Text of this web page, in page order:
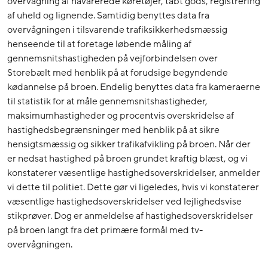
af uheld og lignende. Samtidig benyttes data fra
overvågningen i tilsvarende trafiksikkerhedsmæssig
henseende til at foretage løbende måling af
gennemsnitshastigheden på vejforbindelsen over
Storebælt med henblik på at forudsige begyndende
kødannelse på broen. Endelig benyttes data fra kameraerne
til statistik for at måle gennemsnitshastigheder,
maksimumhastigheder og procentvis overskridelse af
hastighedsbegrænsninger med henblik på at sikre
hensigtsmæssig og sikker trafikafvikling på broen. Når der
er nedsat hastighed på broen grundet kraftig blæst, og vi
konstaterer væsentlige hastighedsoverskridelser, anmelder
vi dette til politiet. Dette gør vi ligeledes, hvis vi konstaterer
væsentlige hastighedsoverskridelser ved lejlighedsvise
stikprøver. Dog er anmeldelse af hastighedsoverskridelser
på broen langt fra det primære formål med tv-
overvågningen.